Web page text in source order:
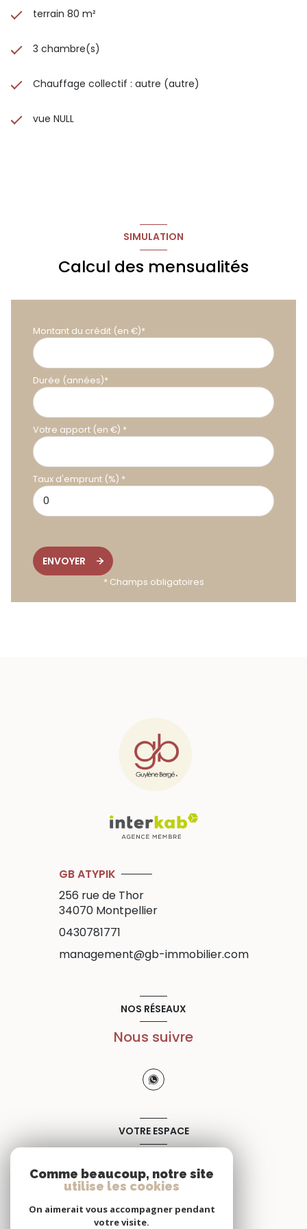
terrain 80 m²
3 chambre(s)
Chauffage collectif : autre (autre)
vue NULL
SIMULATION
Calcul des mensualités
Montant du crédit (en €)*
Durée (années)*
Votre apport (en €) *
Taux d'emprunt (%) *
ENVOYER
* Champs obligatoires
GB ATYPIK
256 rue de Thor
34070 Montpellier
0430781771
management@gb-immobilier.com
NOS RÉSEAUX
Nous suivre
VOTRE ESPACE
Comme beaucoup, notre site
utilise les cookies
On aimerait vous accompagner pendant
votre visite.